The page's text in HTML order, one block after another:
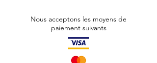
Nous acceptons les moyens de
paiement suivants